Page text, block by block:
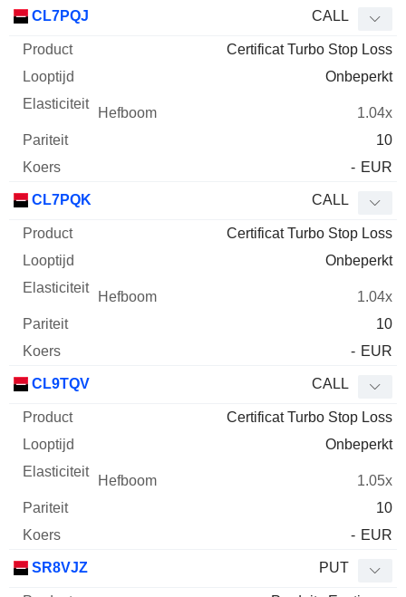
CL7PQJ CALL
Certificat Turbo Stop Loss
Onbeperkt
1.04x
10
- EUR
CL7PQK CALL
Certificat Turbo Stop Loss
Onbeperkt
1.04x
10
- EUR
CL9TQV CALL
Certificat Turbo Stop Loss
Onbeperkt
1.05x
10
- EUR
SR8VJZ PUT